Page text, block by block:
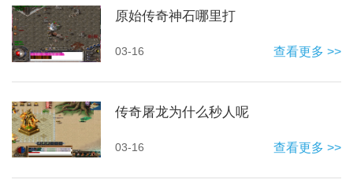
原始传奇神石哪里打
03-16 查看更多 >>
传奇屠龙为什么秒人呢
03-16 查看更多 >>